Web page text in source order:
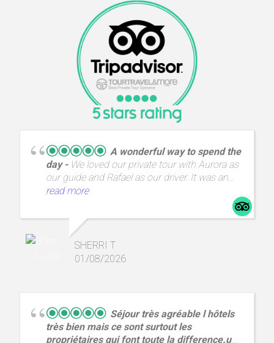
A wonderful way to spend the
day
We loved our private tour with Aurora as
our guide and Rafael as our driver. It was an
incredible day with amazing views and a great
read more
SHERRI T
01/08/2026
Séjour très agréable l hôtels
très bien mais ce sont surtout les
propriétaires qui font toute la difference.un